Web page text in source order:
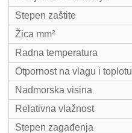
Stepen zaštite
Žica mm²
Radna temperatura
Otpornost na vlagu i toplotu
Nadmorska visina
Relativna vlažnost
Stepen zagađenja